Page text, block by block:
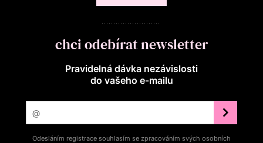
chci odebírat newsletter
Pravidelná dávka nezávislosti
do vašeho e‑mailu
Odesláním registrace souhlasím se zpracováním svých osobních